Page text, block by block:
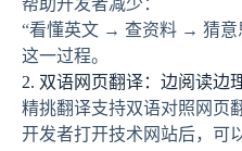
帮助开发者减少：
“看懂英文 → 查资料 → 猜意
这一过程。
2. 双语网页翻译：边阅读边
精挑翻译支持双语对照网页
开发者打开技术网站后，可